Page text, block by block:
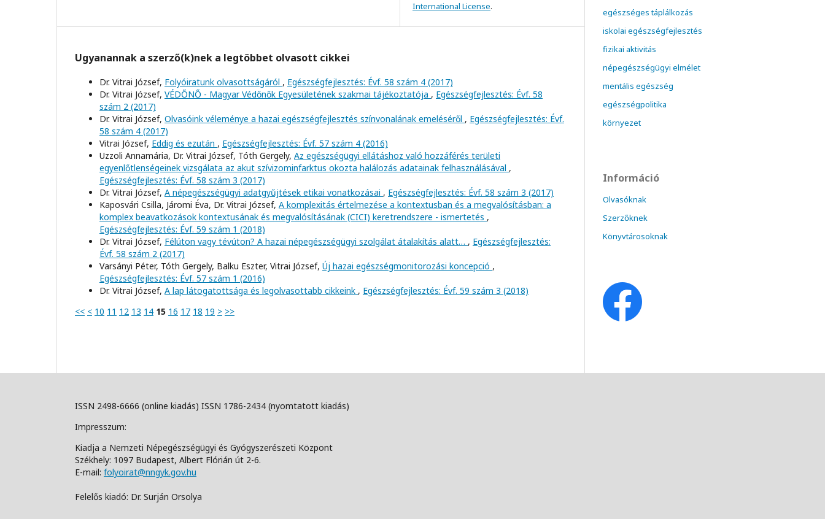
International License.
Ugyanannak a szerző(k)nek a legtöbbet olvasott cikkei
Dr. Vitrai József, Folyóiratunk olvasottságáról , Egészségfejlesztés: Évf. 58 szám 4 (2017)
Dr. Vitrai József, VÉDŐNŐ - Magyar Védőnők Egyesületének szakmai tájékoztatója , Egészségfejlesztés: Évf. 58
szám 2 (2017)
Dr. Vitrai József, Olvasóink véleménye a hazai egészségfejlesztés színvonalának emeléséről , Egészségfejlesztés: Évf.
58 szám 4 (2017)
Vitrai József, Eddig és ezután , Egészségfejlesztés: Évf. 57 szám 4 (2016)
Uzzoli Annamária, Dr. Vitrai József, Tóth Gergely, Az egészségügyi ellátáshoz való hozzáférés területi
egyenlőtlenségeinek vizsgálata az akut szívizominfarktus okozta halálozás adatainak felhasználásával ,
Egészségfejlesztés: Évf. 58 szám 3 (2017)
Dr. Vitrai József, A népegészségügyi adatgyűjtések etikai vonatkozásai , Egészségfejlesztés: Évf. 58 szám 3 (2017)
Kaposvári Csilla, Járomi Éva, Dr. Vitrai József, A komplexitás értelmezése a kontextusban és a megvalósításban: a
komplex beavatkozások kontextusának és megvalósításának (CICI) keretrendszere - ismertetés ,
Egészségfejlesztés: Évf. 59 szám 1 (2018)
Dr. Vitrai József, Félúton vagy tévúton? A hazai népegészségügyi szolgálat átalakítás alatt… , Egészségfejlesztés:
Évf. 58 szám 2 (2017)
Varsányi Péter, Tóth Gergely, Balku Eszter, Vitrai József, Új hazai egészségmonitorozási koncepció ,
Egészségfejlesztés: Évf. 57 szám 1 (2016)
Dr. Vitrai József, A lap látogatottsága és legolvasottabb cikkeink , Egészségfejlesztés: Évf. 59 szám 3 (2018)
<< < 10 11 12 13 14 15 16 17 18 19 > >>
egészséges táplálkozás
iskolai egészségfejlesztés
fizikai aktivitás
népegészségügyi elmélet
mentális egészség
egészségpolitika
környezet
Információ
Olvasóknak
Szerzőknek
Könyvtárosoknak
ISSN 2498-6666 (online kiadás) ISSN 1786-2434 (nyomtatott kiadás)
Impresszum:
Kiadja a Nemzeti Népegészségügyi és Gyógyszerészeti Központ
Székhely: 1097 Budapest, Albert Flórián út 2-6.
E-mail: folyoirat@nngyk.gov.hu
Felelős kiadó: Dr. Surján Orsolya